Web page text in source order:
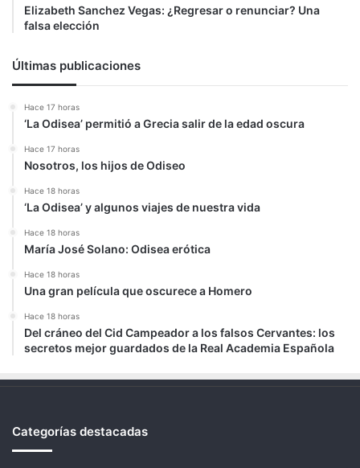
Elizabeth Sanchez Vegas: ¿Regresar o renunciar? Una
falsa elección
Últimas publicaciones
Hace 17 horas
‘La Odisea’ permitió a Grecia salir de la edad oscura
Hace 17 horas
Nosotros, los hijos de Odiseo
Hace 18 horas
‘La Odisea’ y algunos viajes de nuestra vida
Hace 18 horas
María José Solano: Odisea erótica
Hace 18 horas
Una gran película que oscurece a Homero
Hace 18 horas
Del cráneo del Cid Campeador a los falsos Cervantes: los
secretos mejor guardados de la Real Academia Española
Categorías destacadas